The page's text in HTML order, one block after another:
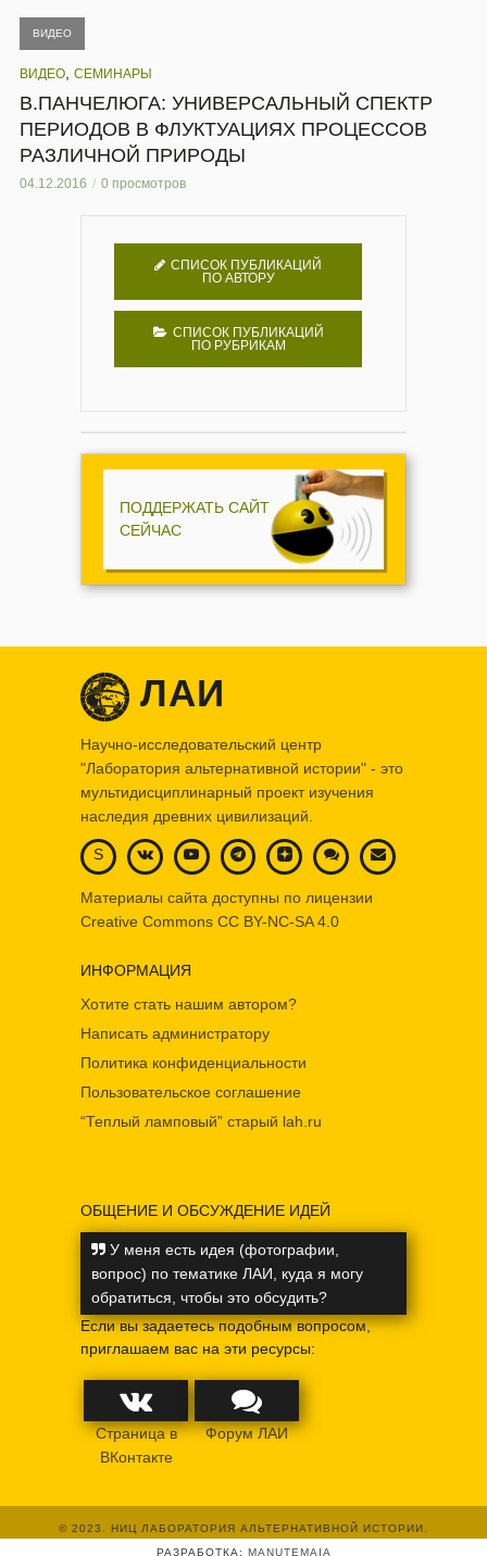
ВИДЕО
ВИДЕО СЕМИНАРЫ
В.ПАНЧЕЛЮГА: УНИВЕРСАЛЬНЫЙ СПЕКТР
ПЕРИОДОВ В ФЛУКТУАЦИЯХ ПРОЦЕССОВ
РАЗЛИЧНОЙ ПРИРОДЫ
04.12.2016 0 просмотров
СПИСОК ПУБЛИКАЦИЙ
ПО АВТОРУ
СПИСОК ПУБЛИКАЦИЙ
ПО РУБРИКАМ
ПОДДЕРЖАТЬ САЙТ
СЕЙЧАС
ЛАИ
Научно-исследовательский центр
"Лаборатория альтернативной истории" - это
мультидисциплинарный проект изучения
наследия древних цивилизаций.
S
Материалы сайта доступны по лицензии
Creative Commons CC BY-NC-SA 4.0
ИНФОРМАЦИЯ
Хотите стать нашим автором?
Написать администратору
Политика конфиденциальности
Пользовательское соглашение
“Теплый ламповый” старый lah.ru
ОБЩЕНИЕ И ОБСУЖДЕНИЕ ИДЕЙ
У меня есть идея (фотографии,
вопрос) по тематике ЛАИ, куда я могу
обратиться, чтобы это обсудить?
Если вы задаетесь подобным вопросом,
приглашаем вас на эти ресурсы:
Страница в
ВКонтакте
Форум ЛАИ
© 2023. НИЦ ЛАБОРАТОРИЯ АЛЬТЕРНАТИВНОЙ ИСТОРИИ.
РАЗРАБОТКА:
MANUTEMAIA